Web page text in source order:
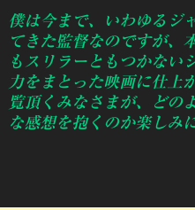
僕は今まで、いわゆるジ
てきた監督なのですが、
もスリラーともつかない
力をまとった映画に仕上
覧頂くみなさまが、どの
な感想を抱くのか楽しみ